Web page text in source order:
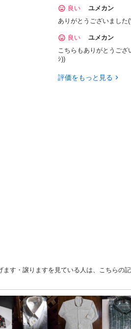
良い
ユメカン
ありがとうございまし
良い
ユメカン
こちらもありがとうご
ｼ))
評価をもっと見る
す・譲りますを見ている人は、こちらの